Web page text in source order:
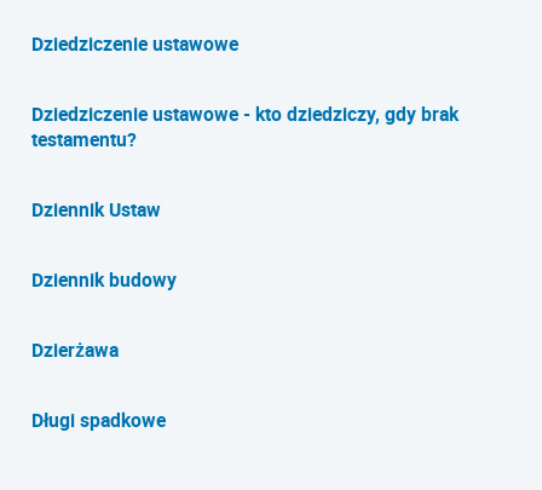
Dziedziczenie ustawowe
Dziedziczenie ustawowe - kto dziedziczy, gdy brak
testamentu?
Dziennik Ustaw
Dziennik budowy
Dzierżawa
Długi spadkowe